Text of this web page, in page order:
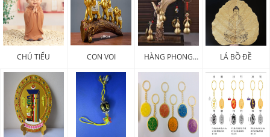
CHÚ TIỂU CON VOI
HÀNG PHONG
LÁ BỒ ĐỀ